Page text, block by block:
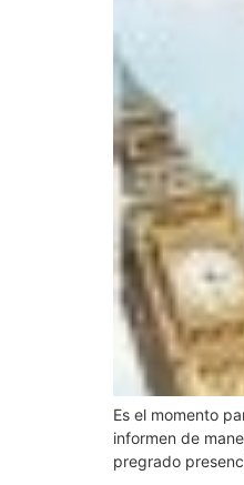
Es el momento
informen de
pregrado